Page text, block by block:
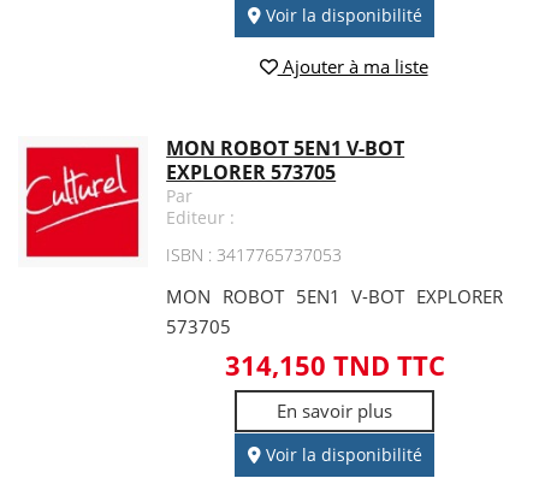
Voir la disponibilité
Ajouter à ma liste
MON ROBOT 5EN1 V-BOT
EXPLORER 573705
Par
Editeur :
ISBN : 3417765737053
MON ROBOT 5EN1 V-BOT EXPLORER
573705
314,150 TND TTC
En savoir plus
Voir la disponibilité